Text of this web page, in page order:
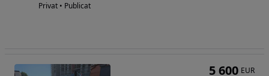
Privat • Publicat
5 600 EUR